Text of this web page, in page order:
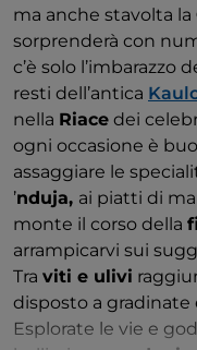
ma anche stavolta la
sorprenderà con
c’è solo l’imbarazzo
resti dell’antica
nella Riace dei
ogni occasione è
assaggiare le
’nduja, ai piatti di
monte il corso della
arrampicarvi sui
Tra viti e ulivi
disposto a gradinate
Esplorate le vie e